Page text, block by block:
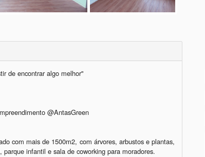
de encontrar algo melhor"
@AntasGreen
com mais de 1500m2, com árvores, arbustos e plantas,
infantil e sala de coworking para moradores.